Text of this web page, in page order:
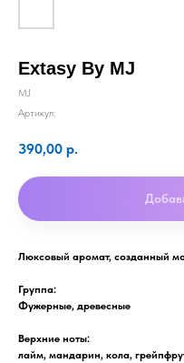
Extasy By MJ
MJ
Артикул:
390,00 р.
Люксовый аромат, созданный
Группа:
Фужерные, древесные
Верхние ноты:
лайм, мандарин, кола,